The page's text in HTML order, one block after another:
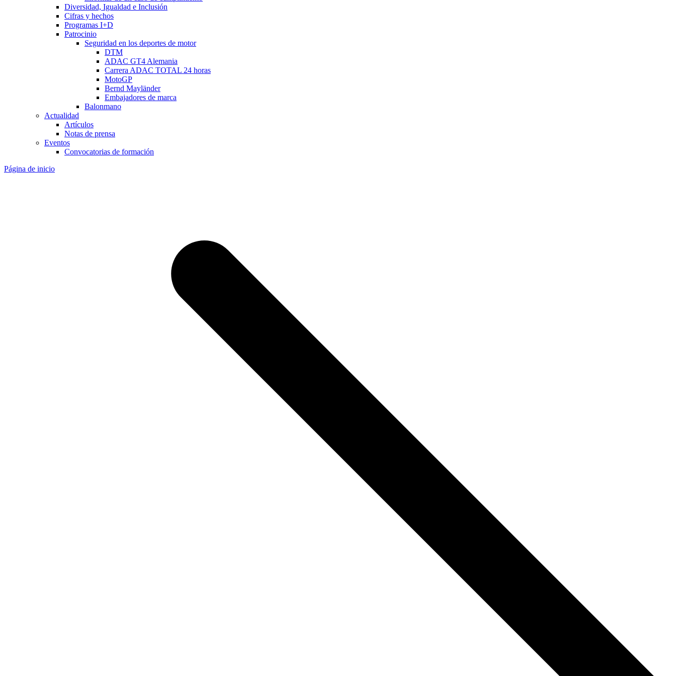
Diversidad, Igualdad e Inclusión
Cifras y hechos
Programas I+D
Patrocinio
Seguridad en los deportes de motor
DTM
ADAC GT4 Alemania
Carrera ADAC TOTAL 24 horas
MotoGP
Bernd Mayländer
Embajadores de marca
Balonmano
Actualidad
Artículos
Notas de prensa
Eventos
Convocatorias de formación
Página de inicio